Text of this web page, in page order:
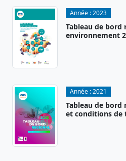
Année :2023
Tableau de bord
environnement
Année :2021
Tableau de bord
et conditions de